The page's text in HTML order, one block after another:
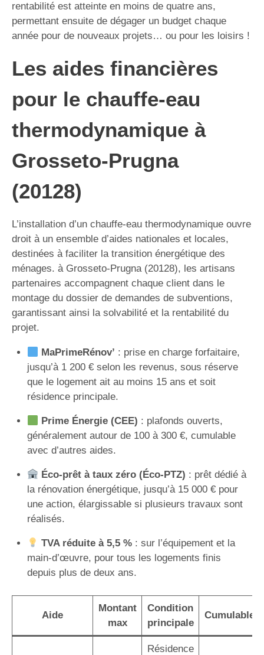
rentabilité est atteinte en moins de quatre ans,
permettant ensuite de dégager un budget chaque
année pour de nouveaux projets… ou pour les loisirs !
Les aides financières
pour le chauffe-eau
thermodynamique à
Grosseto-Prugna
(20128)
L’installation d’un chauffe-eau thermodynamique ouvre
droit à un ensemble d’aides nationales et locales,
destinées à faciliter la transition énergétique des
ménages. à Grosseto-Prugna (20128), les artisans
partenaires accompagnent chaque client dans le
montage du dossier de demandes de subventions,
garantissant ainsi la solvabilité et la rentabilité du
projet.
MaPrimeRénov’ : prise en charge forfaitaire,
jusqu’à 1 200 € selon les revenus, sous réserve
que le logement ait au moins 15 ans et soit
résidence principale.
Prime Énergie (CEE) : plafonds ouverts,
généralement autour de 100 à 300 €, cumulable
avec d’autres aides.
Éco-prêt à taux zéro (Éco-PTZ) : prêt dédié à
la rénovation énergétique, jusqu’à 15 000 € pour
une action, élargissable si plusieurs travaux sont
réalisés.
TVA réduite à 5,5 %: sur l’équipement et la
main-d’œuvre, pour tous les logements finis
depuis plus de deux ans.
Aide
Montant
max
Condition
principale
Cumulable
Résidence